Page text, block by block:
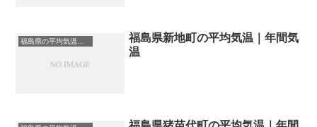
福島県新地町の平均気温｜年間気
温